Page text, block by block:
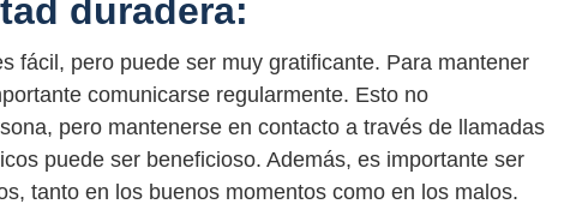
duradera:
fácil, pero puede ser muy gratificante. Para mantener
comunicarse regularmente. Esto no
pero mantenerse en contacto a través de llamadas
puede ser beneficioso. Además, es importante ser
tanto en los buenos momentos como en los malos.